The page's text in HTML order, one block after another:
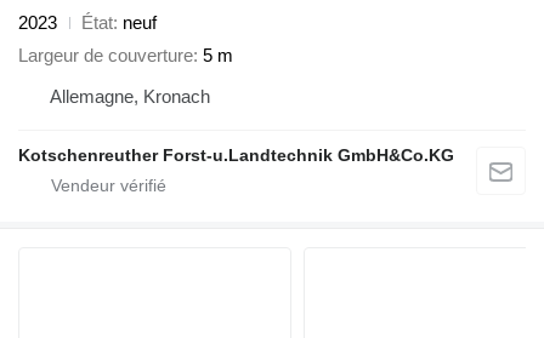
2023
État neuf
Largeur de couverture 5 m
Allemagne, Kronach
Kotschenreuther Forst-u.Landtechnik GmbH&Co.KG